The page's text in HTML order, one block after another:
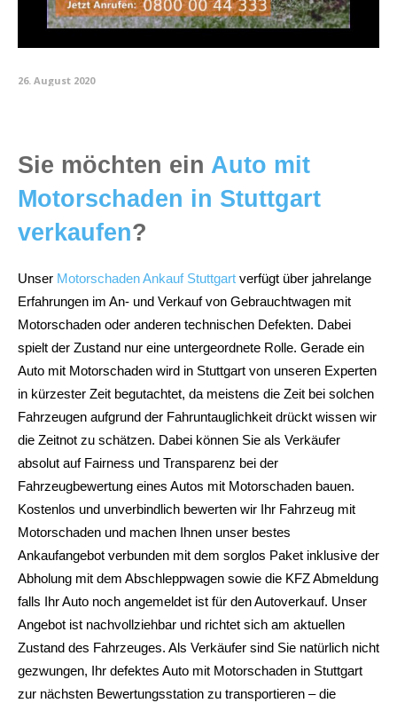
26. August 2020
Sie möchten ein Auto mit
Motorschaden in Stuttgart
verkaufen?
Unser Motorschaden Ankauf Stuttgart verfügt über jahrelange
Erfahrungen im An- und Verkauf von Gebrauchtwagen mit
Motorschaden oder anderen technischen Defekten. Dabei
spielt der Zustand nur eine untergeordnete Rolle. Gerade ein
Auto mit Motorschaden wird in Stuttgart von unseren Experten
in kürzester Zeit begutachtet, da meistens die Zeit bei solchen
Fahrzeugen aufgrund der Fahruntauglichkeit drückt wissen wir
die Zeitnot zu schätzen. Dabei können Sie als Verkäufer
absolut auf Fairness und Transparenz bei der
Fahrzeugbewertung eines Autos mit Motorschaden bauen.
Kostenlos und unverbindlich bewerten wir Ihr Fahrzeug mit
Motorschaden und machen Ihnen unser bestes
Ankaufangebot verbunden mit dem sorglos Paket inklusive der
Abholung mit dem Abschleppwagen sowie die KFZ Abmeldung
falls Ihr Auto noch angemeldet ist für den Autoverkauf. Unser
Angebot ist nachvollziehbar und richtet sich am aktuellen
Zustand des Fahrzeuges. Als Verkäufer sind Sie natürlich nicht
gezwungen, Ihr defektes Auto mit Motorschaden in Stuttgart
zur nächsten Bewertungsstation zu transportieren – die